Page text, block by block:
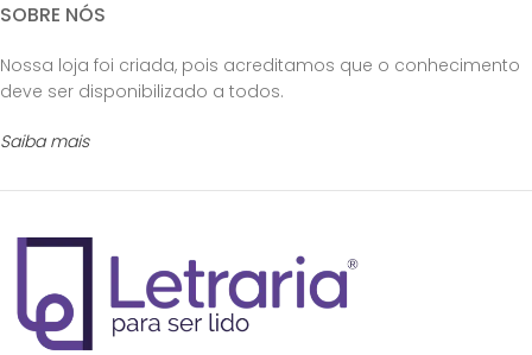
SOBRE NÓS
Nossa loja foi criada, pois acreditamos que o conhecimento
deve ser disponibilizado a todos.
Saiba mais